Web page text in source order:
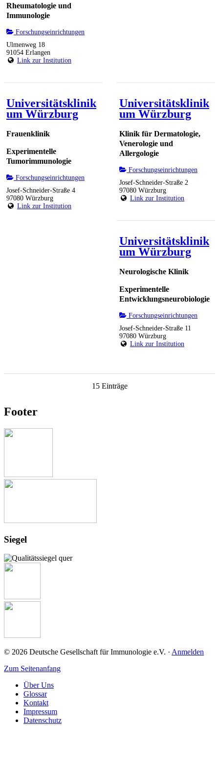
Rheumatologie und
Immunologie
Forschungseinrichtungen
Ulmenweg 18
91054 Erlangen
Link zur Institution
Universitätsklinik
um Würzburg
Frauenklinik
Experimentelle
Tumorimmunologie
Forschungseinrichtungen
Josef-Schneider-Straße 4
97080 Würzburg
Link zur Institution
Universitätsklinik
um Würzburg
Klinik für Dermatologie,
Venerologie und
Allergologie
Forschungseinrichtungen
Josef-Schneider-Straße 2
97080 Würzburg
Link zur Institution
Universitätsklinik
um Würzburg
Neurologische Klinik
Experimentelle
Entwicklungsneurobiologie
Forschungseinrichtungen
Josef-Schneider-Straße 11
97080 Würzburg
Link zur Institution
15 Einträge
Footer
Siegel
© 2026 Deutsche Gesellschaft für Immunologie e.V. · Anmelden
Zum Seitenanfang
Über Uns
Glossar
Kontakt
Impressum
Datenschutz